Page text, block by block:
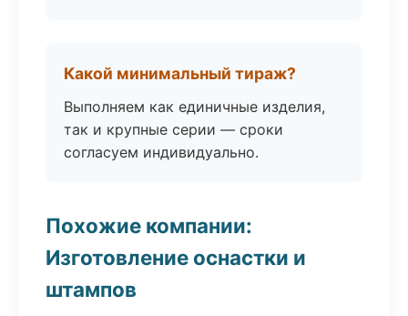
Какой минимальный тираж?
Выполняем как единичные изделия,
так и крупные серии — сроки
согласуем индивидуально.
Похожие компании:
Изготовление оснастки и
штампов